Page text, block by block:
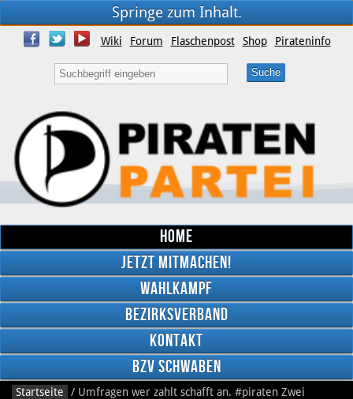
Springe zum Inhalt.
Wiki Forum Flaschenpost Shop Pirateninfo
Home
Jetzt mitmachen!
Wahlkampf
Bezirksverband
Kontakt
BzV Schwaben
Startseite / Umfragen wer zahlt schafft an. #piraten Zwei